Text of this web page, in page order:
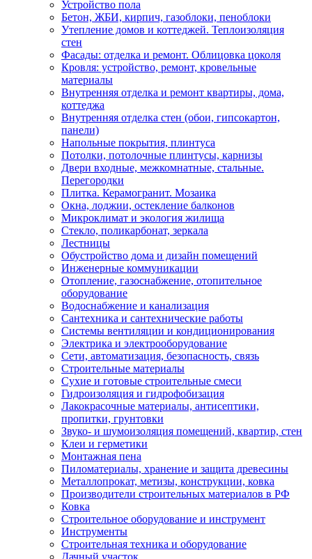
Устройство пола
Бетон, ЖБИ, кирпич, газоблоки, пеноблоки
Утепление домов и коттеджей. Теплоизоляция
стен
Фасады: отделка и ремонт. Облицовка цоколя
Кровля: устройство, ремонт, кровельные
материалы
Внутренняя отделка и ремонт квартиры, дома,
коттеджа
Внутренняя отделка стен (обои, гипсокартон,
панели)
Напольные покрытия, плинтуса
Потолки, потолочные плинтусы, карнизы
Двери входные, межкомнатные, стальные.
Перегородки
Плитка. Керамогранит. Мозаика
Окна, лоджии, остекление балконов
Микроклимат и экология жилища
Стекло, поликарбонат, зеркала
Лестницы
Обустройство дома и дизайн помещений
Инженерные коммуникации
Отопление, газоснабжение, отопительное
оборудование
Водоснабжение и канализация
Сантехника и сантехнические работы
Системы вентиляции и кондиционирования
Электрика и электрооборудование
Сети, автоматизация, безопасность, связь
Строительные материалы
Сухие и готовые строительные смеси
Гидроизоляция и гидрофобизация
Лакокрасочные материалы, антисептики,
пропитки, грунтовки
Звуко- и шумоизоляция помещений, квартир, стен
Клеи и герметики
Монтажная пена
Пиломатериалы, хранение и защита древесины
Металлопрокат, метизы, конструкции, ковка
Производители строительных материалов в РФ
Ковка
Строительное оборудование и инструмент
Инструменты
Строительная техника и оборудование
Дачный участок